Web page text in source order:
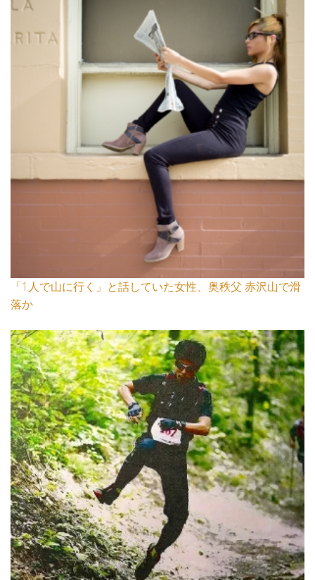
「1人で山に行く」と話していた女性、奥秩父 赤沢山で滑
落か